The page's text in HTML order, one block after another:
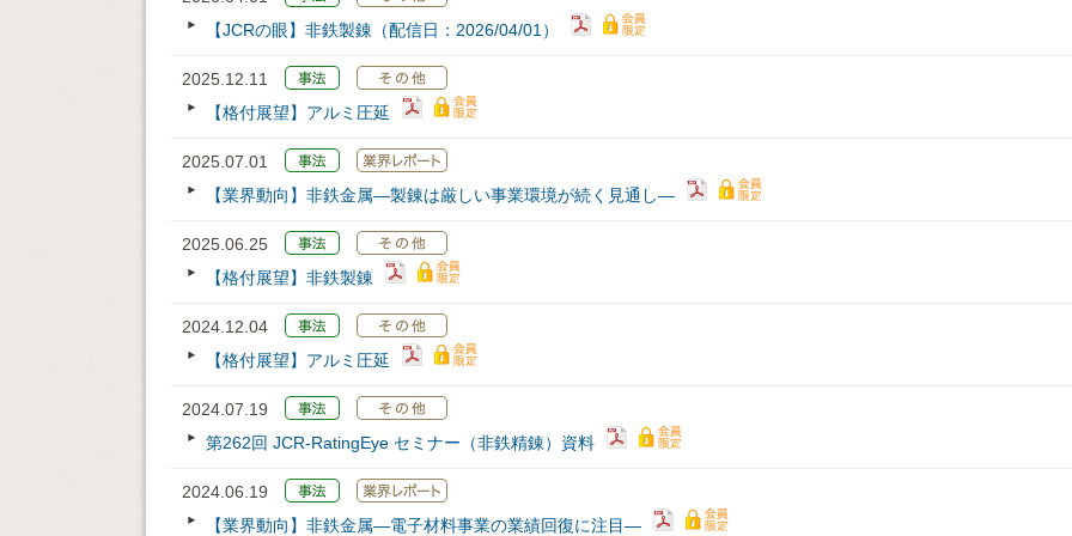
【JCRの眼】非鉄製錬（配信日：2026/04/01）
2025.12.11
【格付展望】アルミ圧延
2025.07.01
【業界動向】非鉄金属―製錬は厳しい事業環境が続く見通し―
2025.06.25
【格付展望】非鉄製錬
2024.12.04
【格付展望】アルミ圧延
2024.07.19
第262回 JCR‐RatingEye セミナー（非鉄精錬）資料
2024.06.19
【業界動向】非鉄金属―電子材料事業の業績回復に注目―